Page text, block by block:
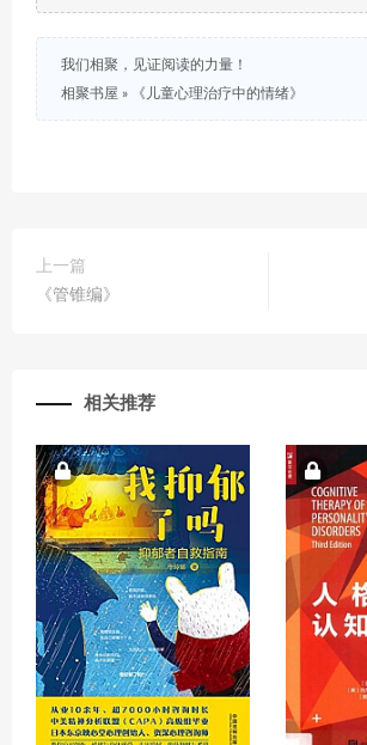
我们相聚，见证阅读的力量！
相聚书屋 » 《儿童心理治疗中的情绪》
上一篇
《管锥编》
相关推荐